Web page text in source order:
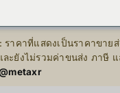
VGA Card
ราคาที่แสดงเป็นราคาขาย
ะยังไม่รวมค่าขนส่ง ภาษี